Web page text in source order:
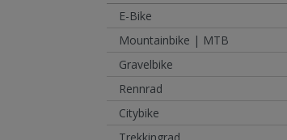
E-Bike
Mountainbike | MTB
Gravelbike
Rennrad
Citybike